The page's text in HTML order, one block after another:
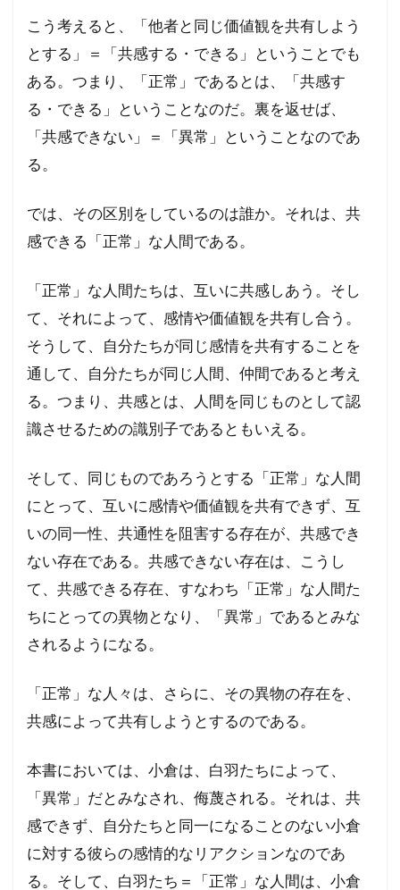
こう考えると、「他者と同じ価値観を共有しよう
とする」＝「共感する・できる」ということでも
ある。つまり、「正常」であるとは、「共感す
る・できる」ということなのだ。裏を返せば、
「共感できない」＝「異常」ということなのであ
る。
では、その区別をしているのは誰か。それは、共
感できる「正常」な人間である。
「正常」な人間たちは、互いに共感しあう。そし
て、それによって、感情や価値観を共有し合う。
そうして、自分たちが同じ感情を共有することを
通して、自分たちが同じ人間、仲間であると考え
る。つまり、共感とは、人間を同じものとして認
識させるための識別子であるともいえる。
そして、同じものであろうとする「正常」な人間
にとって、互いに感情や価値観を共有できず、互
いの同一性、共通性を阻害する存在が、共感でき
ない存在である。共感できない存在は、こうし
て、共感できる存在、すなわち「正常」な人間た
ちにとっての異物となり、「異常」であるとみな
されるようになる。
「正常」な人々は、さらに、その異物の存在を、
共感によって共有しようとするのである。
本書においては、小倉は、白羽たちによって、
「異常」だとみなされ、侮蔑される。それは、共
感できず、自分たちと同一になることのない小倉
に対する彼らの感情的なリアクションなのであ
る。そして、白羽たち＝「正常」な人間は、小倉